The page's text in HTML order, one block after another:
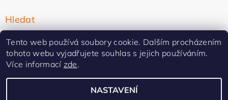
Hledat
Tento web používá soubory cookie. Dalším procházením
tohoto webu vyjadřujete souhlas s jejich používáním.
Více informací zde.
NASTAVENÍ